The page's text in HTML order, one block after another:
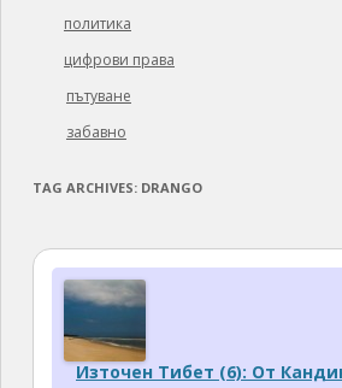
политика
цифрови права
пътуване
забавно
TAG ARCHIVES: DRANGO
Източен Тибет (6): От